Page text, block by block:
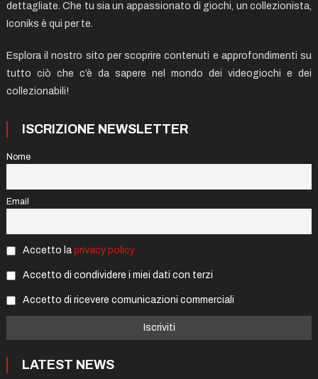
dettagliate. Che tu sia un appassionato di giochi, un collezionista,
Iconiks è qui per te.
Esplora il nostro sito per scoprire contenuti e approfondimenti su
tutto ciò che c’è da sapere nel mondo dei videogiochi e dei
collezionabili!
ISCRIZIONE NEWSLETTER
Nome
Email
Accetto la privacy policy
Accetto di condividere i miei dati con terzi
Accetto di ricevere comunicazioni commerciali
LATEST NEWS